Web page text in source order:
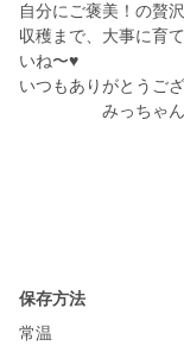
自分にご褒美！の贅
収穫まで、大事に育
いね〜♥
いつもありがとうござ
みっちゃん
保存方法
常温